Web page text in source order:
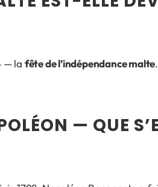
— la fête de l’indépendance malte
— QUE